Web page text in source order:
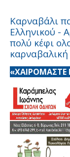
Καρναβάλι
Ελληνικού -
πολύ κέφι
«ΧΑΙΡΟΜΑΣΤΕ